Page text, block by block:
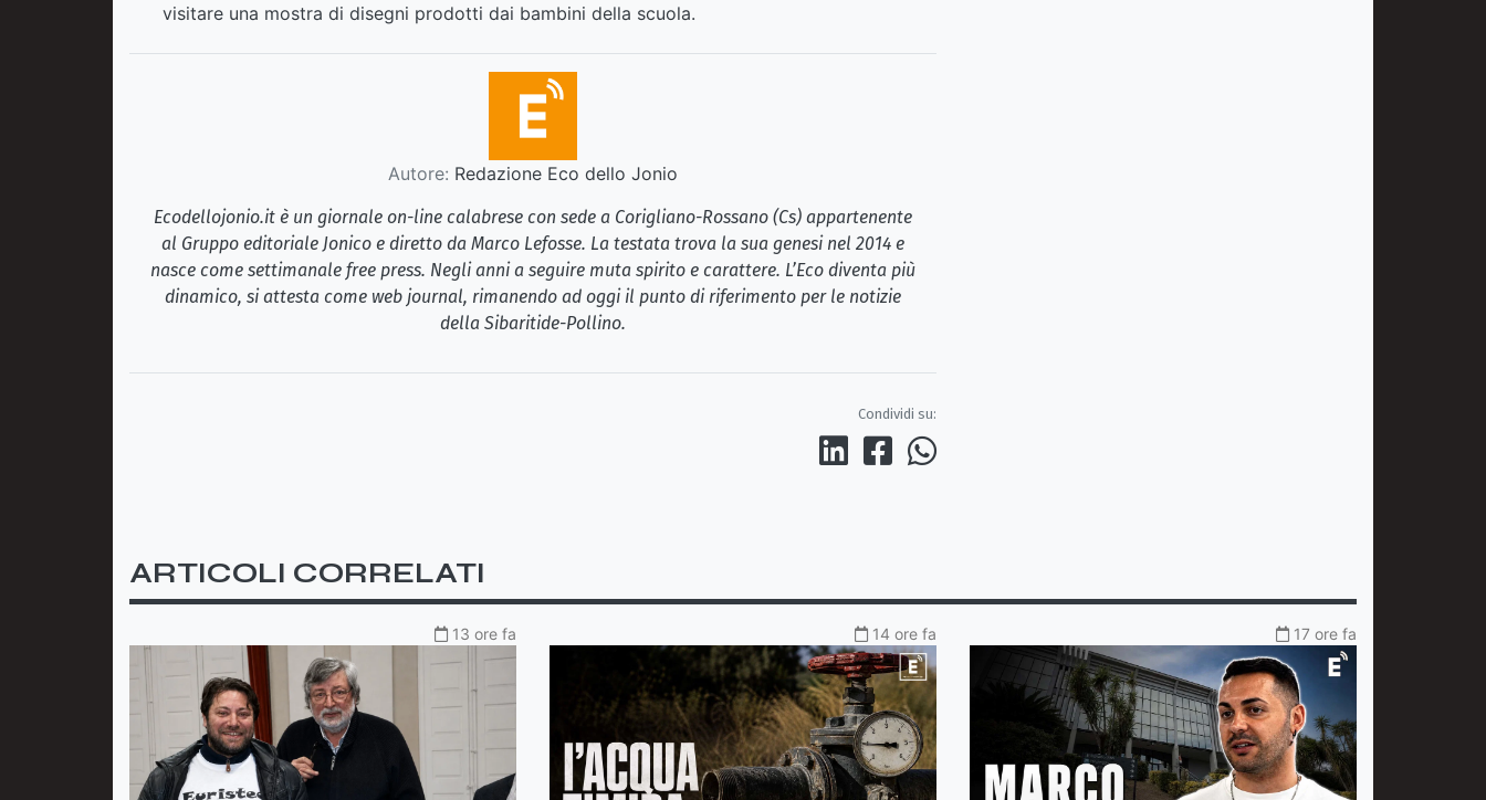
visitare una mostra di disegni prodotti dai bambini della scuola.
Autore: Redazione Eco dello Jonio
Ecodellojonio.it è un giornale on-line calabrese con sede a Corigliano-Rossano (Cs) appartenente
al Gruppo editoriale Jonico e diretto da Marco Lefosse. La testata trova la sua genesi nel 2014 e
nasce come settimanale free press. Negli anni a seguire muta spirito e carattere. L’Eco diventa più
dinamico, si attesta come web journal, rimanendo ad oggi il punto di riferimento per le notizie
della Sibaritide-Pollino.
Condividi su:
ARTICOLI CORRELATI
13 ore fa 14 ore fa 17 ore fa